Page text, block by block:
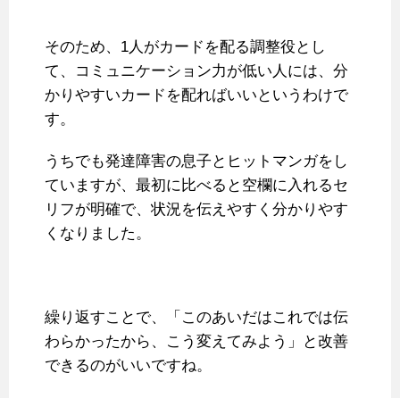
そのため、1人がカードを配る調整役とし
て、コミュニケーション力が低い人には、分
かりやすいカードを配ればいいというわけで
す。
うちでも発達障害の息子とヒットマンガをし
ていますが、最初に比べると空欄に入れるセ
リフが明確で、状況を伝えやすく分かりやす
くなりました。
繰り返すことで、「このあいだはこれでは伝
わらかったから、こう変えてみよう」と改善
できるのがいいですね。